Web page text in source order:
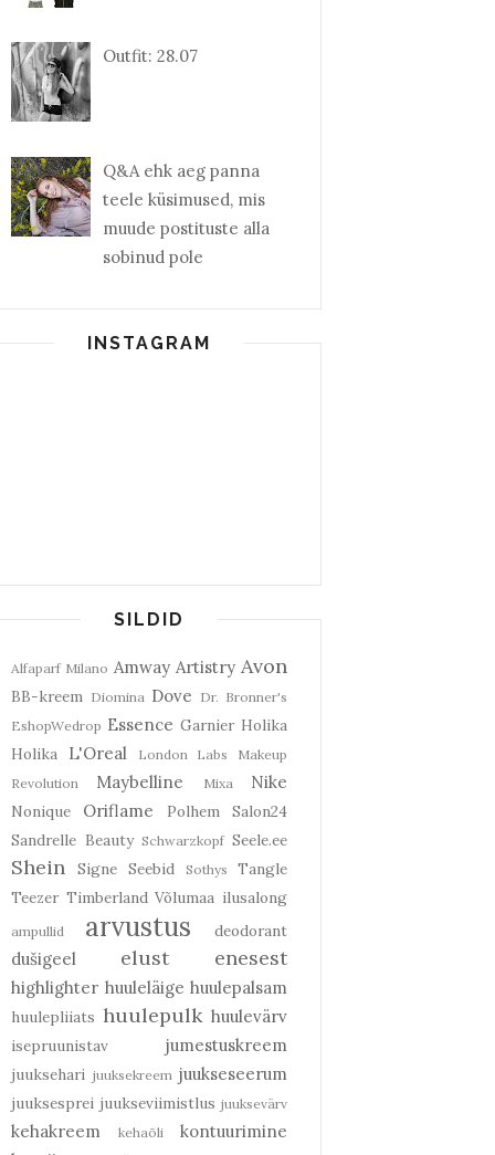
Outfit: 28.07
Q&A ehk aeg panna
teele küsimused, mis
muude postituste alla
sobinud pole
INSTAGRAM
SILDID
Alfaparf Milano Amway Artistry Avon
BB-kreem Diomina Dove Dr. Bronner's
EshopWedrop Essence Garnier Holika
Holika
L'Oreal London Labs
Makeup
Revolution
Maybelline Mixa Nike
Nonique Oriflame Polhem
Salon24
Sandrelle Beauty Schwarzkopf Seele.ee
Shein Signe Seebid Sothys
Tangle
Teezer Timberland Võlumaa ilusalong
ampullid arvustus deodorant
dušigeel elust enesest
highlighter huuleläige huulepalsam
huulepliiats huulepulk huulevärv
isepruunistav jumestuskreem
juuksehari juuksekreem juukseseerum
juuksesprei juukseviimistlus juuksevärv
kehakreem kehaõli
kontuurimine